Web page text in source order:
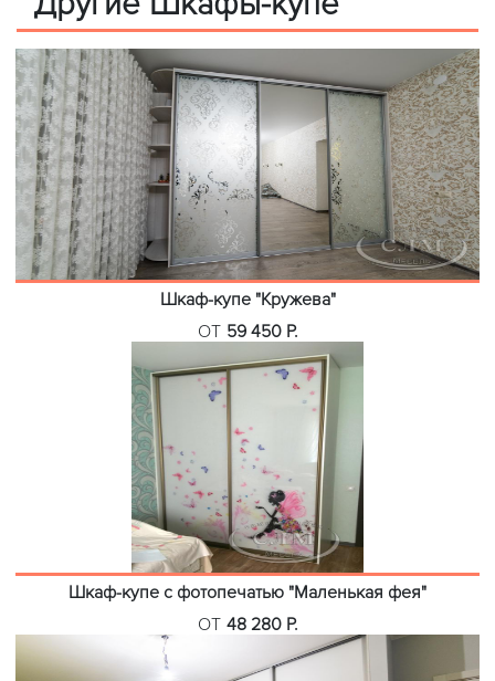
Шкаф-купе "Кружева"
ОТ 59 450 Р.
Шкаф-купе с фотопечатью "Маленькая фея"
ОТ 48 280 Р.